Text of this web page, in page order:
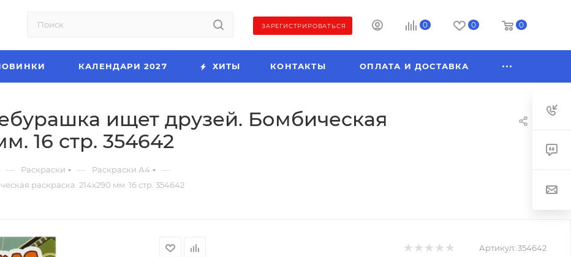
ЗАРЕГИСТРИРОВАТЬСЯ 0 0 0
КАЛЕНДАРИ 2027 ХИТЫ КОНТАКТЫ ОПЛАТА И ДОСТАВКА
ищет друзей. Бомбическая
16 стр. 354642
— Раскраски — Раскраски А4 —
раскраска. 214х290 мм. 16 стр. 354642
Артикул: 354642